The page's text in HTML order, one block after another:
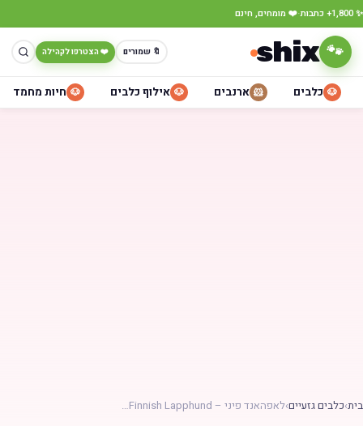
✨ 1,800+ כתבות ·❤️ מומחים, חינם
🐾
shix 🔖 שמורים ❤️ הצטרפו לקהילה
🐶 כלבים 🐹 ארנבים 🐶 אילוף כלבים 🐶 חיות מחמד
בית›כלבים גזעיים›לאפהאנד פיני – Finnish Lapphund…